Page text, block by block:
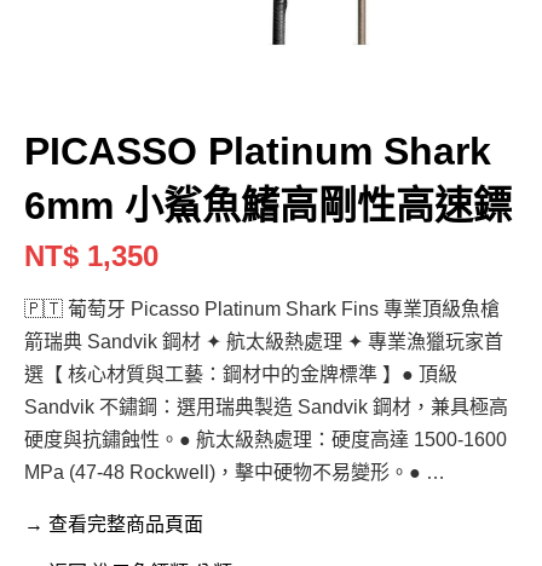
PICASSO Platinum Shark
6mm 小鯊魚鰭高剛性高速鏢
NT$ 1,350
🇵🇹 葡萄牙 Picasso Platinum Shark Fins 專業頂級魚槍
箭瑞典 Sandvik 鋼材 ✦ 航太級熱處理 ✦ 專業漁獵玩家首
選【 核心材質與工藝：鋼材中的金牌標準 】● 頂級
Sandvik 不鏽鋼：選用瑞典製造 Sandvik 鋼材，兼具極高
硬度與抗鏽蝕性。● 航太級熱處理：硬度高達 1500-1600
MPa (47-48 Rockwell)，擊中硬物不易變形。● …
→ 查看完整商品頁面